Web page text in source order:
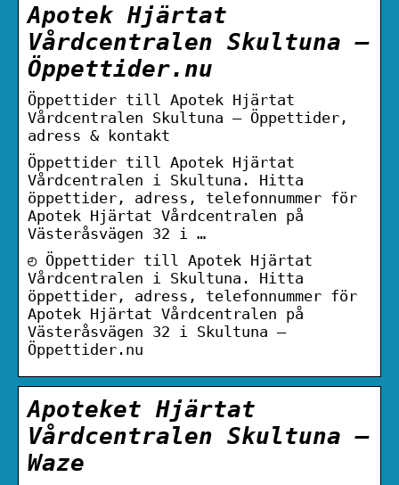
Apotek Hjärtat
Vårdcentralen Skultuna –
Öppettider.nu
Öppettider till Apotek Hjärtat
Vårdcentralen Skultuna – Öppettider,
adress & kontakt
Öppettider till Apotek Hjärtat
Vårdcentralen i Skultuna. Hitta
öppettider, adress, telefonnummer för
Apotek Hjärtat Vårdcentralen på
Västeråsvägen 32 i …
◴ Öppettider till Apotek Hjärtat
Vårdcentralen i Skultuna. Hitta
öppettider, adress, telefonnummer för
Apotek Hjärtat Vårdcentralen på
Västeråsvägen 32 i Skultuna –
Öppettider.nu
Apoteket Hjärtat
Vårdcentralen Skultuna –
Waze